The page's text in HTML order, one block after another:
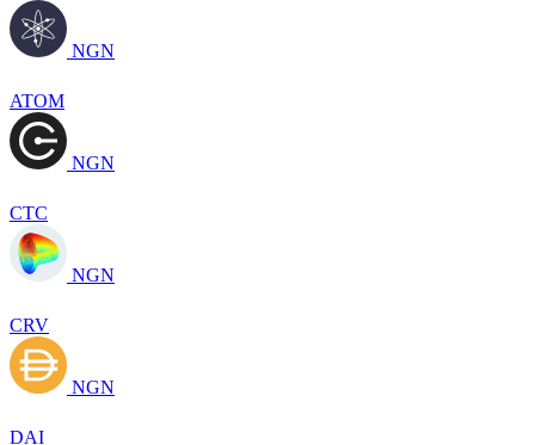
NGN
ATOM
NGN
CTC
NGN
CRV
NGN
DAI